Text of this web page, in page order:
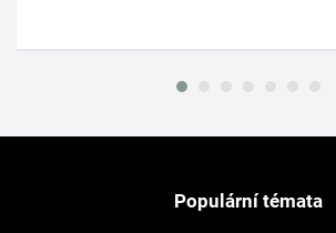
Populární témata